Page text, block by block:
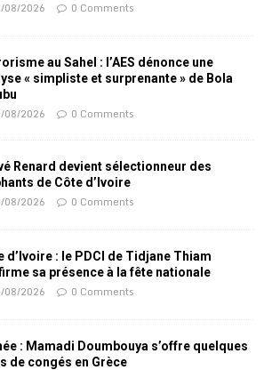
08/2026 0 Comments
au Sahel : l’AES dénonce une
« simpliste et surprenante » de Bola
08/2026 0 Comments
Renard devient sélectionneur des
de Côte d’Ivoire
08/2026 0 Comments
d’Ivoire : le PDCI de Tidjane Thiam
sa présence à la fête nationale
08/2026 0 Comments
: Mamadi Doumbouya s’offre quelques
de congés en Grèce